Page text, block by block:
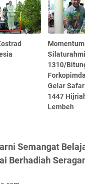
1310/
Gelar
1447
Lembeh
Semangat
Berhadiah